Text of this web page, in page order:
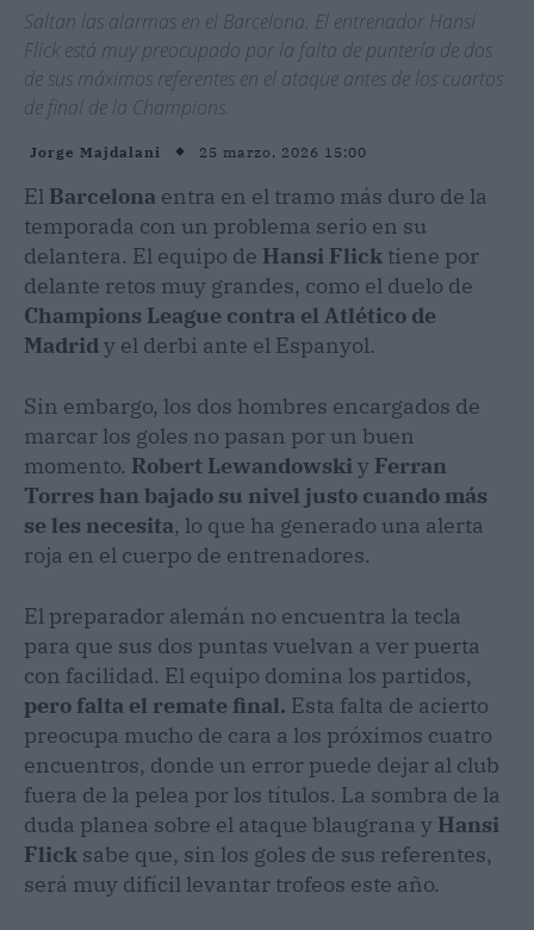
Saltan las alarmas en el Barcelona. El entrenador Hansi
Flick está muy preocupado por la falta de puntería de dos
de sus máximos referentes en el ataque antes de los cuartos
de final de la Champions.
Jorge Majdalani 25 marzo, 2026 15:00
El Barcelona entra en el tramo más duro de la
temporada con un problema serio en su
delantera. El equipo de Hansi Flick tiene por
delante retos muy grandes, como el duelo de
Champions League contra el Atlético de
Madridy el derbi ante el Espanyol.
Sin embargo, los dos hombres encargados de
marcar los goles no pasan por un buen
momento. Robert Lewandowskiy Ferran
Torres han bajado su nivel justo cuando más
se les necesita, lo que ha generado una alerta
roja en el cuerpo de entrenadores.
​El preparador alemán no encuentra la tecla
para que sus dos puntas vuelvan a ver puerta
con facilidad. El equipo domina los partidos,
pero falta el remate final. Esta falta de acierto
preocupa mucho de cara a los próximos cuatro
encuentros, donde un error puede dejar al club
fuera de la pelea por los títulos. La sombra de la
duda planea sobre el ataque blaugrana y Hansi
Flick sabe que, sin los goles de sus referentes,
será muy difícil levantar trofeos este año.